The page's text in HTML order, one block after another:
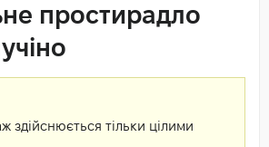
простирадло
здійснюється тільки цілими